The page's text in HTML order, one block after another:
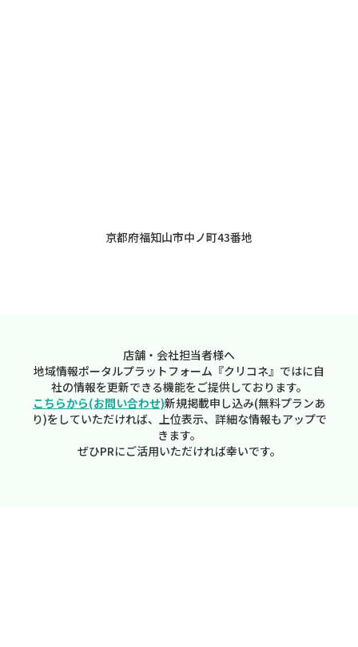
京都府福知山市中ノ町43番地
店舗・会社担当者様へ
地域情報ポータルプラットフォーム『クリコネ』ではに自
社の情報を更新できる機能をご提供しております。
こちらから(お問い合わせ)新規掲載申し込み(無料プランあ
り)をしていただければ、上位表示、詳細な情報もアップで
きます。
ぜひPRにご活用いただければ幸いです。